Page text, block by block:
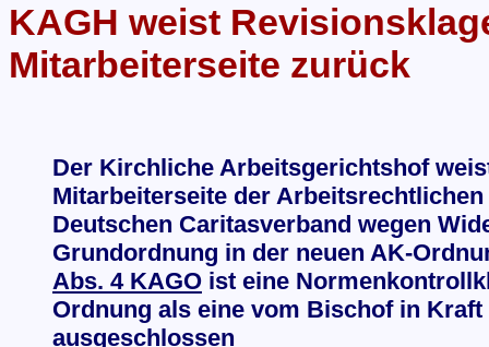
KAGH weist
Mitarbeiterseite zurück
Der Kirchliche Arbeitsgerichtshof
Mitarbeiterseite der
Deutschen Caritasverband wegen
Grundordnung in der neuen AK-
Abs. 4 KAGO ist eine
Ordnung als eine vom Bischof in Kraft
ausgeschlossen